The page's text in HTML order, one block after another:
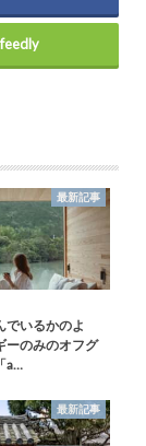
feedly
最新記事
でいるかのよ
ーのみのオフグ
a…
最新記事